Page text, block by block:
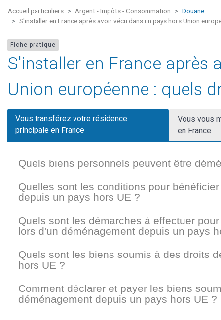
Accueil particuliers Argent - Impôts - Consommation
Douane
S'installer en France après avoir vécu dans un pays hors Union
Fiche pratique
S'installer en France après
Union européenne : quels
Vous transférez votre résidence
principale en France
Vous vous
en France
Quels biens personnels peuvent être
Quelles sont les conditions pour
depuis un pays hors UE ?
Quels sont les démarches à effectuer
lors d'un déménagement depuis un pays
Quels sont les biens soumis à des droits
hors UE ?
Comment déclarer et payer les biens
déménagement depuis un pays hors UE ?